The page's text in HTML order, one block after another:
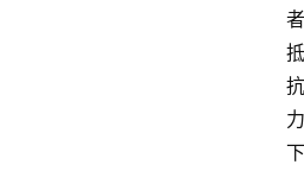
者
抵
抗
力
下